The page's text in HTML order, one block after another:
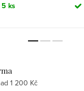
5 ks
1 200 Kč